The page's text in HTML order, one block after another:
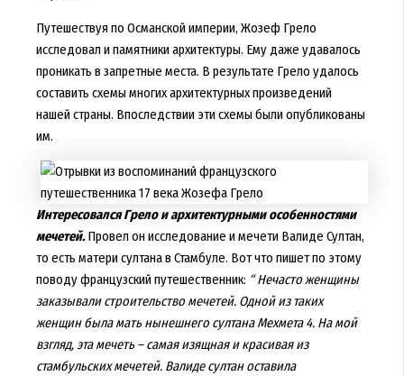
Путешествуя по Османской империи, Жозеф Грело
исследовал и памятники архитектуры. Ему даже удавалось
проникать в запретные места. В результате Грело удалось
составить схемы многих архитектурных произведений
нашей страны. Впоследствии эти схемы были опубликованы
им.
Интересовался Грело и архитектурными особенностями
мечетей.Провел он исследование и мечети Валиде Султан,
то есть матери султана в Стамбуле. Вот что пишет по этому
поводу французский путешественник: “ Нечасто женщины
заказывали строительство мечетей. Одной из таких
женщин была мать нынешнего султана Мехмета 4. На мой
взгляд, эта мечеть – самая изящная и красивая из
стамбульских мечетей. Валиде султан оставила